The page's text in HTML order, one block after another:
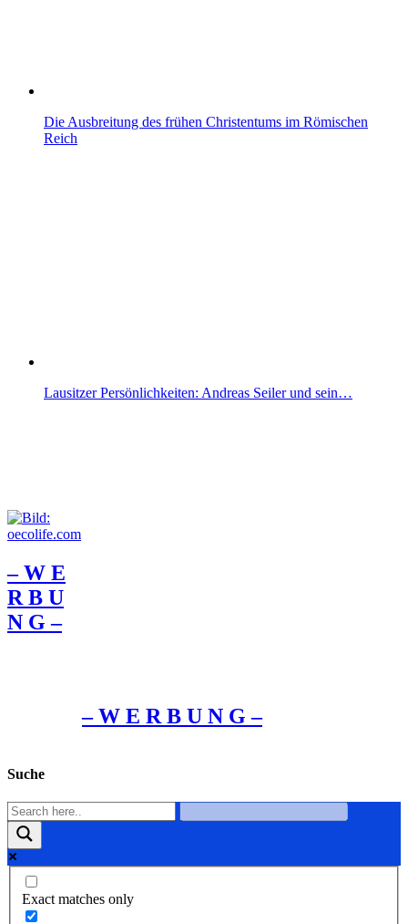
Die Ausbreitung des frühen Christentums im Römischen
Reich
Lausitzer Persönlichkeiten: Andreas Seiler und sein…
– W Ε
R Β U
Ν G –
– W Ε R Β U Ν G –
Suche
Exact matches only